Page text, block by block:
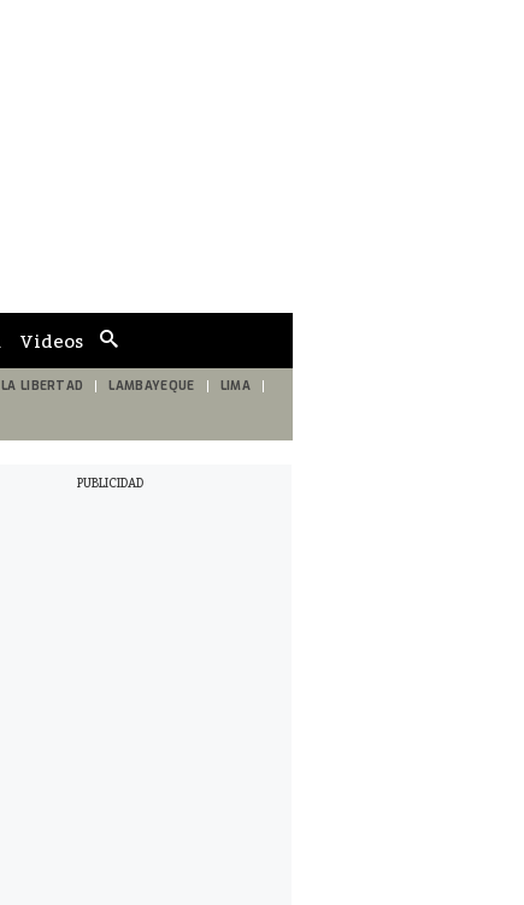
de
búsqueda
Videos
LA LIBERTAD LAMBAYEQUE LIMA